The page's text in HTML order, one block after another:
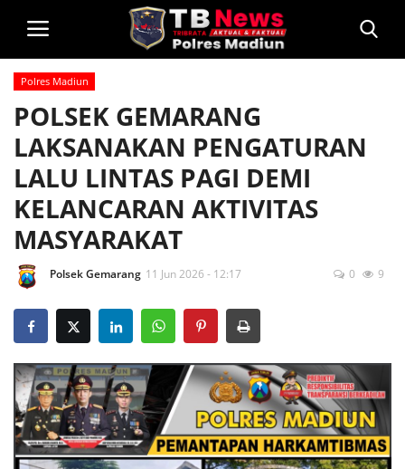
Login
Home
Privacy Policy
Profil
Kontak
Polsek Jajaran
Layanan Masyarakat
Polri TV
Polres Madiun
POLSEK GEMARANG
LAKSANAKAN PENGATURAN
LALU LINTAS PAGI DEMI
KELANCARAN AKTIVITAS
MASYARAKAT
Polsek Gemarang 11 Jun 2026 - 12:17 0 9